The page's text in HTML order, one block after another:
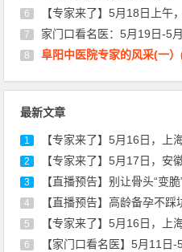
6 【专家来了】5月18日上午，复旦大学附
7 家门口看名医：5月19日-5月
8 阜阳中医院专家的风采(一
最新文章
1 【专家来了】5月16日，上
2 【专家来了】5月17日，安徽省立医
3 【直播预告】别让骨头“变脆”！骨
4 【直播预告】高龄备孕不踩坑，
5 【专家来了】5月16日，上海仁济
6 【家门口看名医】5月11日-5月